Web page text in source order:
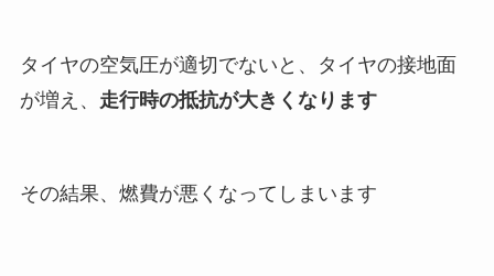
タイヤの空気圧が適切でないと、タイヤの接地面
が増え、 走行時の抵抗が大きくなります
その結果、燃費が悪くなってしまいます